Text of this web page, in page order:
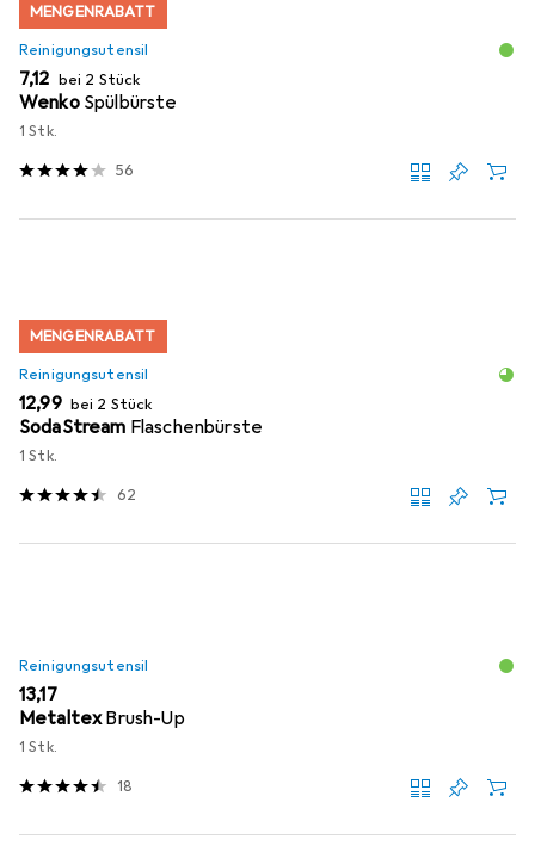
MENGENRABATT
Reinigungsutensil
EUR
7,12 bei 2 Stück
Wenko Spülbürste
1 Stk.
56
MENGENRABATT
Reinigungsutensil
EUR
12,99 bei 2 Stück
SodaStream Flaschenbürste
1 Stk.
62
Reinigungsutensil
EUR
13,17
MetaltexBrush-Up
1 Stk.
18